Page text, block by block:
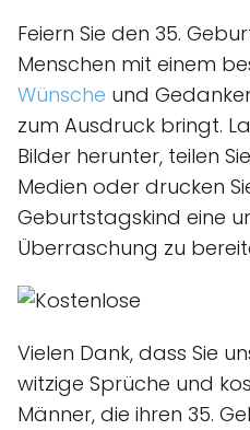
Feiern Sie den 35.
Menschen mit einem
Wünsche und
zum Ausdruck bringt.
Bilder herunter, teilen
Medien oder drucken
Geburtstagskind eine
Überraschung zu
Vielen Dank, dass Sie
witzige Sprüche und
Männer, die ihren 35.